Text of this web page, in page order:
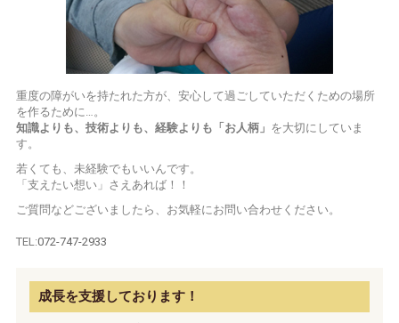
重度の障がいを持たれた方が、安心して過ごしていただくための場所
を作るために…。
知識よりも、技術よりも、経験よりも「お人柄」 を大切にしていま
す。
若くても、未経験でもいいんです。
「支えたい想い」さえあれば！！
ご質問などございましたら、お気軽にお問い合わせください。
TEL:072-747-2933
成長を支援しております！